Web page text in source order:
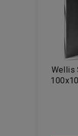
Wellis